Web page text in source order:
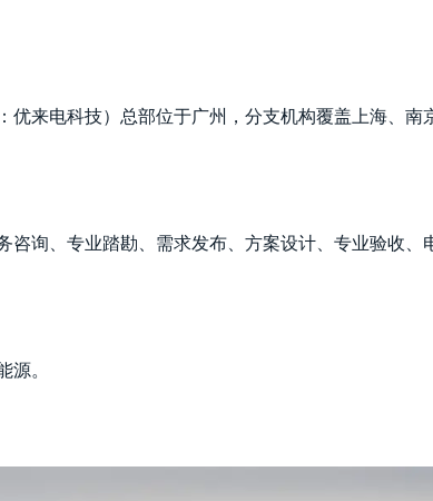
优来电科技）总部位于广州，分支机构覆盖上海、
咨询、专业踏勘、需求发布、方案设计、专业验收
源。